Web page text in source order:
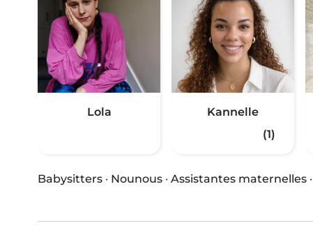
Lola
Kannelle
(1)
Babysitters · Nounous · Assistantes maternelles ·